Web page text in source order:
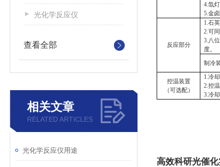
光化学反应仪
查看全部
相关文章
RELATED ARTICLES
光化学反应仪用途
4.氙
5.金
反应部分
1.石
2.可
3.八
度。
制冷
控温装置
（可选配）
1.冷
2.控
3.冷
高效科研光催